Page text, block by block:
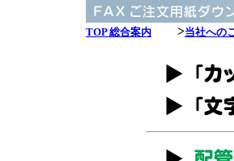
TOP 総合案内 >当社への